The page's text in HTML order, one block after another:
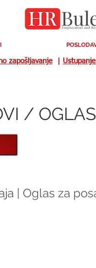
zapošljavanje|
/
| Oglas za